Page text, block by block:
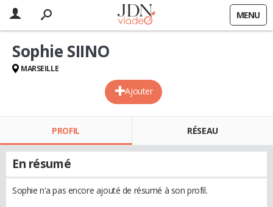
MENU
Ajouter
Sophie SIINO
MARSEILLE
PROFIL RÉSEAU
En résumé
Sophie n'a pas encore ajouté de résumé à son profil.